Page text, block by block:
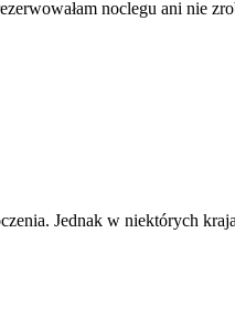
noclegu ani nie
Jednak w niektórych